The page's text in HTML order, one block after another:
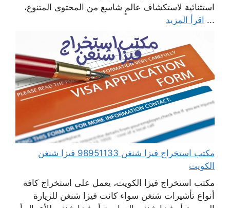
استثنائية لاستكشاف عالمٍ شاسع من المحتوى المتنوع،
... اقرأ المزيد
مكتب استخراج فيزا شنغن 98951133 فيزا شنغن
الكويت
مكتب استخراج فيزا الكويت، يعمل على استخراج كافة
أنواع تأشيرات شنغن سواء كانت فيزا شنغن للزيارة